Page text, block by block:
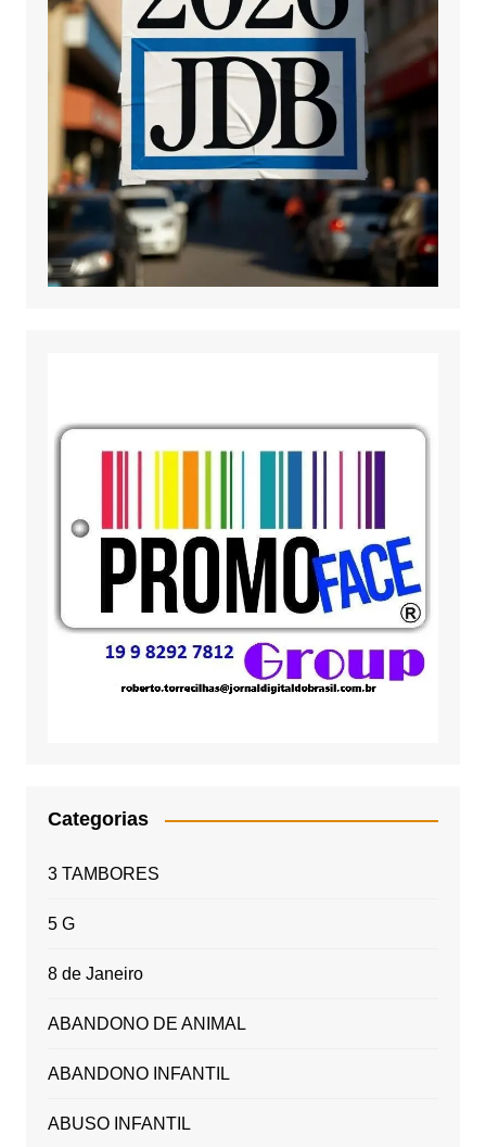
Categorias
3 TAMBORES
5 G
8 de Janeiro
ABANDONO DE ANIMAL
ABANDONO INFANTIL
ABUSO INFANTIL